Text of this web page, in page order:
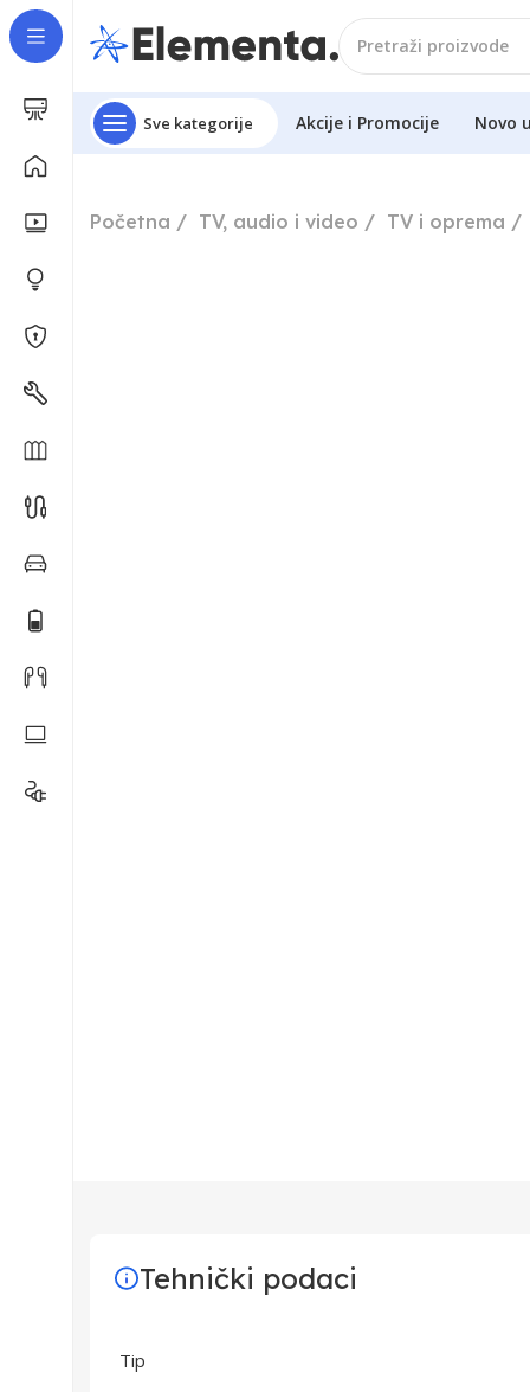
Sve kategorije Akcije i Promocije Novo
Početna TV, audio i video TV i oprema
Tehnički podaci
Tip